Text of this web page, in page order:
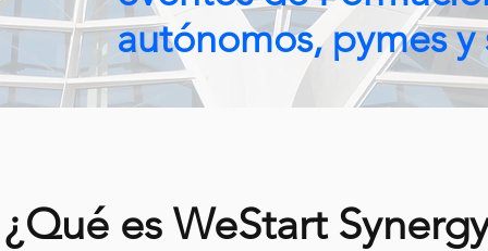
autónomos, pymes y
¿Qué es WeStart